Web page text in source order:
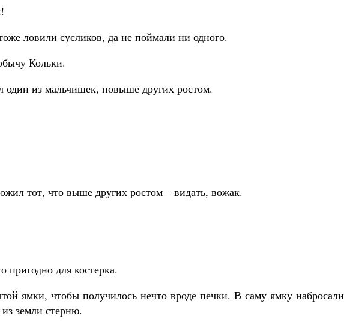
ловили сусликов, да не поймали ни одного.
Кольки.
один из мальчишек, повыше других ростом.
тот, что выше других ростом – видать, вожак.
пригодно для костерка.
ямки, чтобы получилось нечто вроде печки. В саму ямку набросали
земли стерню.